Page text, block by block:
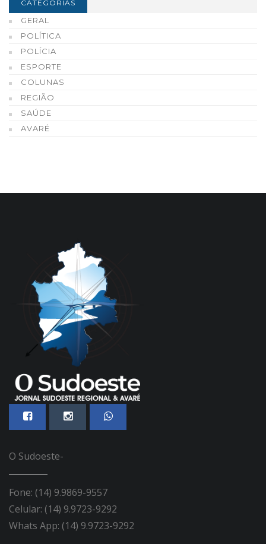
CATEGORIAS
GERAL
POLÍTICA
POLÍCIA
ESPORTE
COLUNAS
REGIÃO
SAÚDE
AVARÉ
O Sudoeste-
Fone: (14) 9.9869-9557
Celular: (14) 9.9723-9292
Whats App: (14) 9.9723-9292